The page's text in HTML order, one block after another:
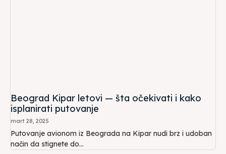
Beograd Kipar letovi — šta očekivati i kako
isplanirati putovanje
mart 28, 2025
Putovanje avionom iz Beograda na Kipar nudi brz i udoban
način da stignete do...